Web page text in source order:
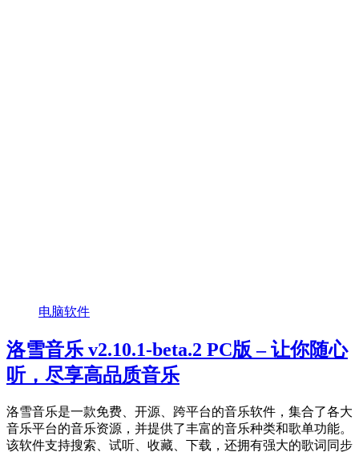
电脑软件
洛雪音乐 v2.10.1-beta.2 PC版 – 让你随心
听，尽享高品质音乐
洛雪音乐是一款免费、开源、跨平台的音乐软件，集合了各大
音乐平台的音乐资源，并提供了丰富的音乐种类和歌单功能。
该软件支持搜索、试听、收藏、下载，还拥有强大的歌词同步